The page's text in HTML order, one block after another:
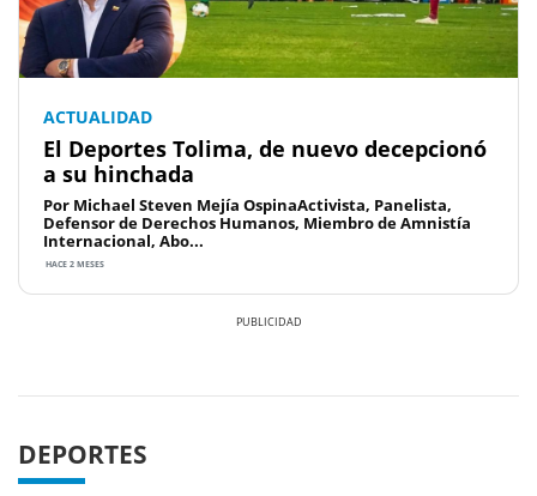
ACTUALIDAD
El Deportes Tolima, de nuevo decepcionó
a su hinchada
Por Michael Steven Mejía OspinaActivista, Panelista,
Defensor de Derechos Humanos, Miembro de Amnistía
Internacional, Abo...
HACE 2 MESES
DEPORTES